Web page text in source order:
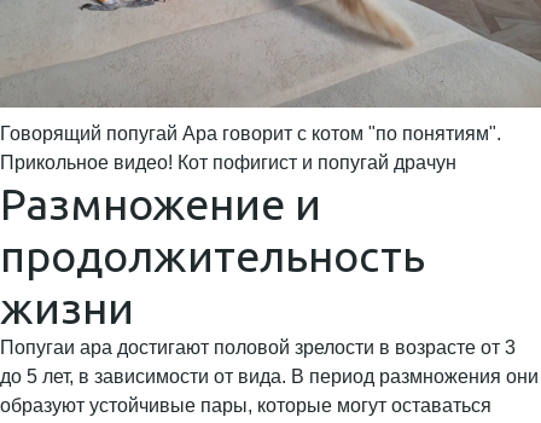
Говорящий попугай Ара говорит с котом "по понятиям".
Прикольное видео! Кот пофигист и попугай драчун
Размножение и
продолжительность
жизни
Попугаи ара достигают половой зрелости в возрасте от 3
до 5 лет, в зависимости от вида. В период размножения они
образуют устойчивые пары, которые могут оставаться